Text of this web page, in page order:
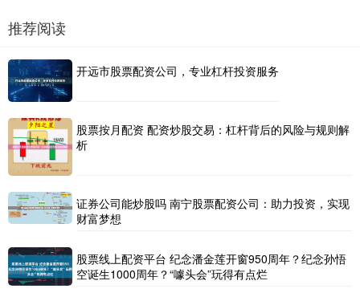
推荐阅读
开远市股票配资公司，专业杠杆投资服务
股票按月配资 配资炒股交易：杠杆背后的风险与规则解
析
证券公司能炒股吗 南宁股票配资公司：助力投资，实现
财富梦想
股票线上配资平台 纪念潘金莲开窗950周年？纪念孙悟
空诞生1000周年？“噱头会”玩得有点烂